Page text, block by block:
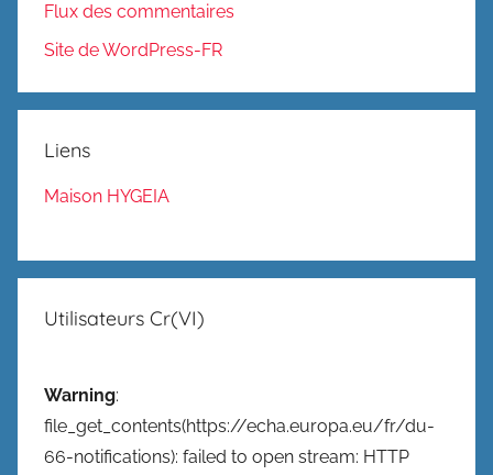
Flux des commentaires
Site de WordPress-FR
Liens
Maison HYGEIA
Utilisateurs Cr(VI)
Warning:
file_get_contents(https://echa.europa.eu/fr/du-
66-notifications): failed to open stream: HTTP